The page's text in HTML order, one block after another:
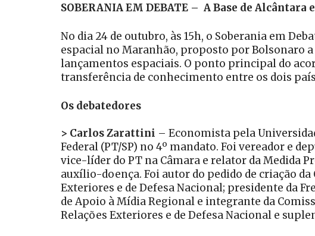
SOBERANIA EM DEBATE – A Base de Alcântara
No dia 24 de outubro, às 15h, o Soberania em
espacial no Maranhão, proposto por Bolsonaro
lançamentos espaciais. O ponto principal do
transferência de conhecimento entre os dois
Os debatedores
> Carlos Zarattini – Economista pela
Federal (PT/SP) no 4º mandato. Foi vereador e
vice-líder do PT na Câmara e relator da Medida
auxílio-doença. Foi autor do pedido de criação
Exteriores e de Defesa Nacional; presidente da
de Apoio à Mídia Regional e integrante da
Relações Exteriores e de Defesa Nacional e